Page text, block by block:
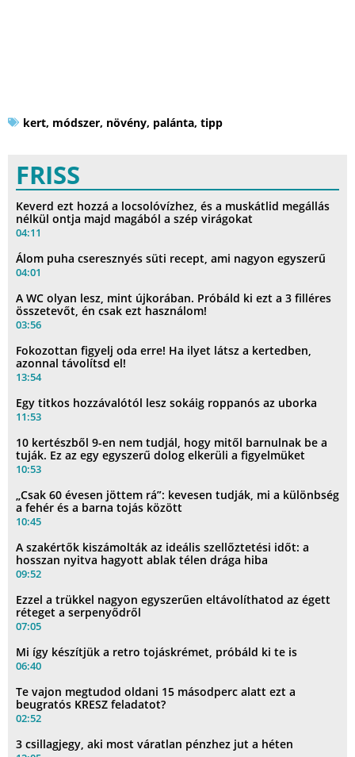
kert, módszer, növény, palánta, tipp
FRISS
Keverd ezt hozzá a locsolóvízhez, és a muskátlid megállás
nélkül ontja majd magából a szép virágokat
04:11
Álom puha cseresznyés süti recept, ami nagyon egyszerű
04:01
A WC olyan lesz, mint újkorában. Próbáld ki ezt a 3 filléres
összetevőt, én csak ezt használom!
03:56
Fokozottan figyelj oda erre! Ha ilyet látsz a kertedben,
azonnal távolítsd el!
13:54
Egy titkos hozzávalótól lesz sokáig roppanós az uborka
11:53
10 kertészből 9-en nem tudjál, hogy mitől barnulnak be a
tuják. Ez az egy egyszerű dolog elkerüli a figyelmüket
10:53
„Csak 60 évesen jöttem rá”: kevesen tudják, mi a különbség
a fehér és a barna tojás között
10:45
A szakértők kiszámolták az ideális szellőztetési időt: a
hosszan nyitva hagyott ablak télen drága hiba
09:52
Ezzel a trükkel nagyon egyszerűen eltávolíthatod az égett
réteget a serpenyődről
07:05
Mi így készítjük a retro tojáskrémet, próbáld ki te is
06:40
Te vajon megtudod oldani 15 másodperc alatt ezt a
beugratós KRESZ feladatot?
02:52
3 csillagjegy, aki most váratlan pénzhez jut a héten